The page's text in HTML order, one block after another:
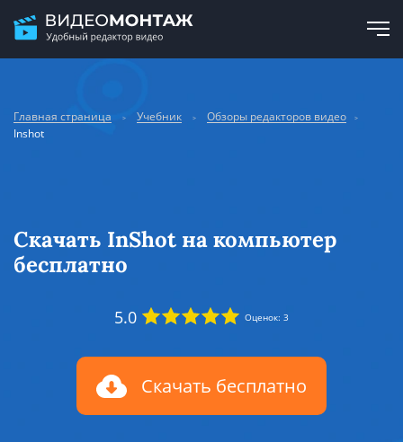
Главная страница Учебник
Обзоры редакторов видео
Inshot
Скачать InShot на компьютер
бесплатно
5.0 Оценок: 3
Скачать бесплатно